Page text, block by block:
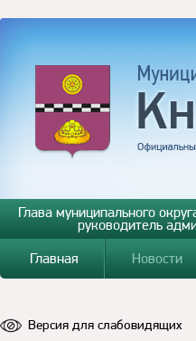
Глава муниципального
руководитель
Главная
Новости
Версия для слабовидящих